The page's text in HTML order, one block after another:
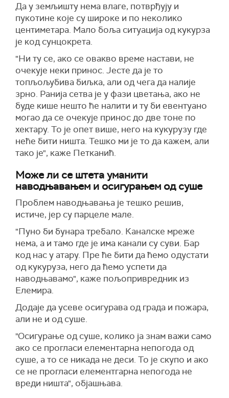
Да у земљишту нема влаге, потврђују и
пукотине које су широке и по неколико
центиметара. Мало боља ситуација од кукурза
је код сунцокрета.
"Ни ту се, ако се овакво време настави, не
очекује неки принос. Јесте да је то
топљољубива биљка, али од чега да налије
зрно. Ранија сетва је у фази цветања, ако не
буде кише нешто ће налити и ту би евентуано
могао да се очекује принос до две тоне по
хектару. То је опет више, него на кукурузу где
неће бити ништа. Тешко ми је то да кажем, али
тако је", каже Петканић.
Може ли се штета уманити
наводњавањем и осигурањем од суше
Проблем наводњавања је тешко решив,
истиче, јер су парцеле мале.
"Пуно би бунара требало. Каналске мреже
нема, а и тамо где је има канали су суви. Бар
код нас у атару. Пре ће бити да ћемо одустати
од кукуруза, него да ћемо успети да
наводњавамо", каже пољопривредник из
Елемира.
Додаје да усеве осигурава од града и пожара,
али не и од суше.
"Осигурање од суше, колико ја знам важи само
ако се прогласи елементарна непогода од
суше, а то се никада не деси. То је скупо и ако
се не прогласи елементгарна непогода не
вреди ништа", објашњава.